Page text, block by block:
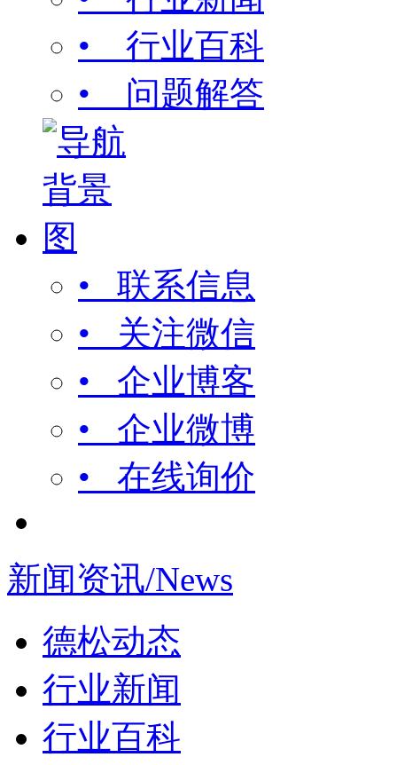
• 行业百科
• 问题解答
• 联系信息
• 关注微信
• 企业博客
• 企业微博
• 在线询价
新闻资讯/News
德松动态
行业新闻
行业百科